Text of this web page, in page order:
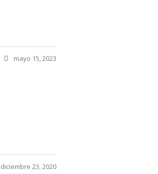
mayo 15, 2023
diciembre 23, 2020